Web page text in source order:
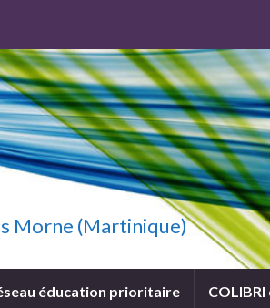
Morne (Martinique)
éducation prioritaire